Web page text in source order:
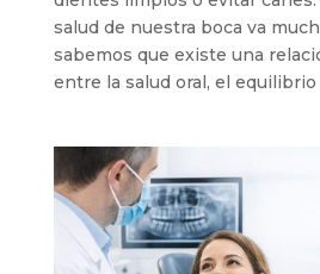
salud de nuestra boca va
sabemos que existe una
entre la salud oral, el equilibrio